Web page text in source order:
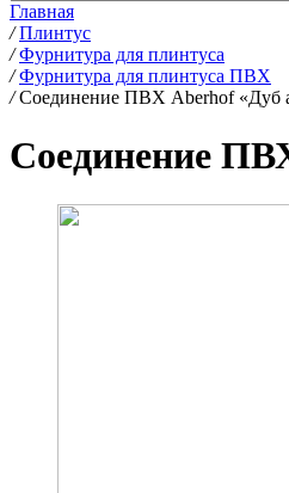
Главная
/ Плинтус
/ Фурнитура для плинтуса
/ Фурнитура для плинтуса ПВХ
/ Соединение ПВХ Aberhof «Дуб
Соединение